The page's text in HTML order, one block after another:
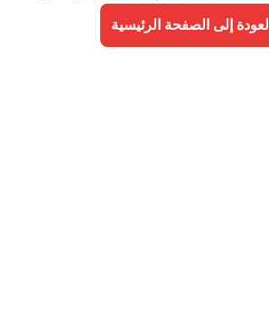
العودة إلى الصفحة الرئيسية